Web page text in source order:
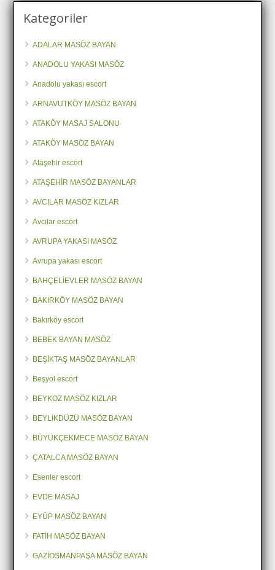
Kategoriler
ADALAR MASÖZ BAYAN
ANADOLU YAKASI MASÖZ
Anadolu yakası escort
ARNAVUTKÖY MASÖZ BAYAN
ATAKÖY MASAJ SALONU
ATAKÖY MASÖZ BAYAN
Ataşehir escort
ATAŞEHİR MASÖZ BAYANLAR
AVCILAR MASÖZ KIZLAR
Avcılar escort
AVRUPA YAKASI MASÖZ
Avrupa yakası escort
BAHÇELİEVLER MASÖZ BAYAN
BAKIRKÖY MASÖZ BAYAN
Bakırköy escort
BEBEK BAYAN MASÖZ
BEŞİKTAŞ MASÖZ BAYANLAR
Beşyol escort
BEYKOZ MASÖZ KIZLAR
BEYLİKDÜZÜ MASÖZ BAYAN
BÜYÜKÇEKMECE MASÖZ BAYAN
ÇATALCA MASÖZ BAYAN
Esenler escort
EVDE MASAJ
EYÜP MASÖZ BAYAN
FATİH MASÖZ BAYAN
GAZİOSMANPAŞA MASÖZ BAYAN